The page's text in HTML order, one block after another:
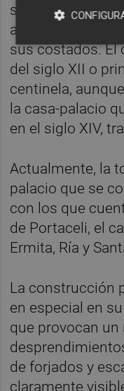
sur del municipio
adosada a
sus costados. El
del siglo XII o
centinela,
la casa-palacio
en el siglo XIV,
Actualmente, la
palacio que se
con los que
de Portaceli, el
Ermita, Ría y
La construcción
en especial en
que provocan un
de forjados y
claramente